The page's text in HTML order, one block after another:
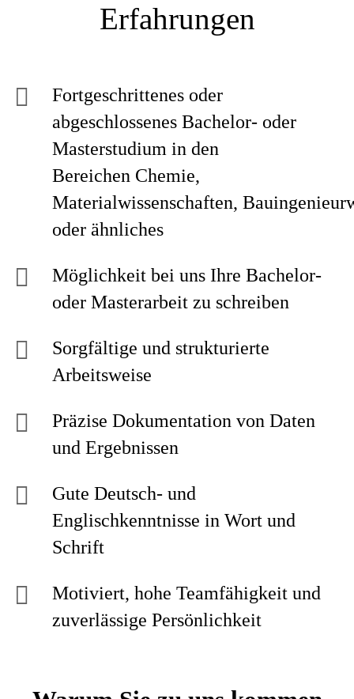
Erfahrungen
Fortgeschrittenes oder
abgeschlossenes Bachelor- oder
Masterstudium in den
Bereichen Chemie,
Materialwissenschaften,
oder ähnliches
Möglichkeit bei uns Ihre Bachelor-
oder Masterarbeit zu schreiben
Sorgfältige und strukturierte
Arbeitsweise
Präzise Dokumentation von Daten
und Ergebnissen
Gute Deutsch- und
Englischkenntnisse in Wort und
Schrift
Motiviert, hohe Teamfähigkeit und
zuverlässige Persönlichkeit